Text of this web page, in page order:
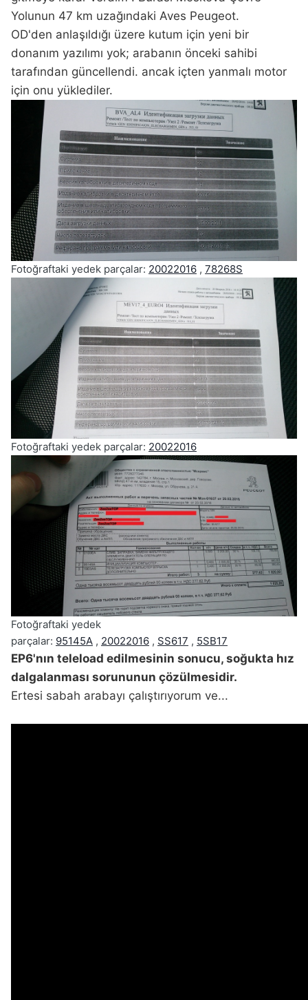
Yolunun 47 km uzağındaki Aves Peugeot.
OD'den anlaşıldığı üzere kutum için yeni bir
donanım yazılımı yok; arabanın önceki sahibi
tarafından güncellendi. ancak içten yanmalı motor
için onu yüklediler.
Fotoğraftaki yedek parçalar: 20022016 , 78268S
Fotoğraftaki yedek parçalar: 20022016
Fotoğraftaki yedek
parçalar: 95145A , 20022016 , SS617 , 5SB17
EP6'nın teleload edilmesinin sonucu, soğukta hız
dalgalanması sorununun çözülmesidir.
Ertesi sabah arabayı çalıştırıyorum ve...